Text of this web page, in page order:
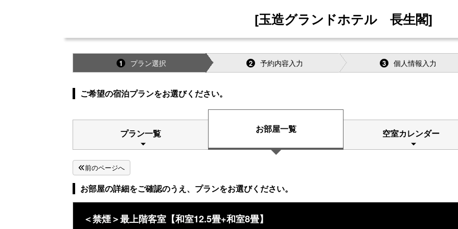
[玉造グランドホテル 長生閣]
1 プラン選択 2 予約内容入力 3 個人情報入力
ご希望の宿泊プランをお選びください。
プラン一覧 お部屋一覧 空室カレンダー
前のページへ
お部屋の詳細をご確認のうえ、プランをお選びください。
＜禁煙＞最上階客室【和室12.5畳+和室8畳】